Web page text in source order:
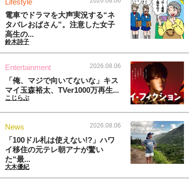
Lifestyle
電車でドラマを大声実況する“ネ
タバレおばさん”。注意した女子
高生の...
鈴木詩子
Entertainment 2026.08.06
「俺、マジで向いてないな」キス
マイ玉森裕太、TVer1000万再生...
こじらぶ
News 2026.08.06
「100ドル札は使えない!?」ハワ
イ移住の元テレ朝アナが驚い
た“最...
大木優紀